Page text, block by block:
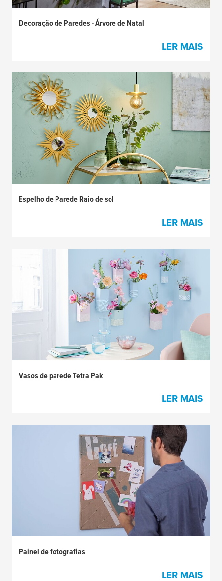
Decoração de Paredes - Árvore de Natal
LER MAIS
Espelho de Parede Raio de sol
LER MAIS
Vasos de parede Tetra Pak
LER MAIS
Painel de fotografias
LER MAIS